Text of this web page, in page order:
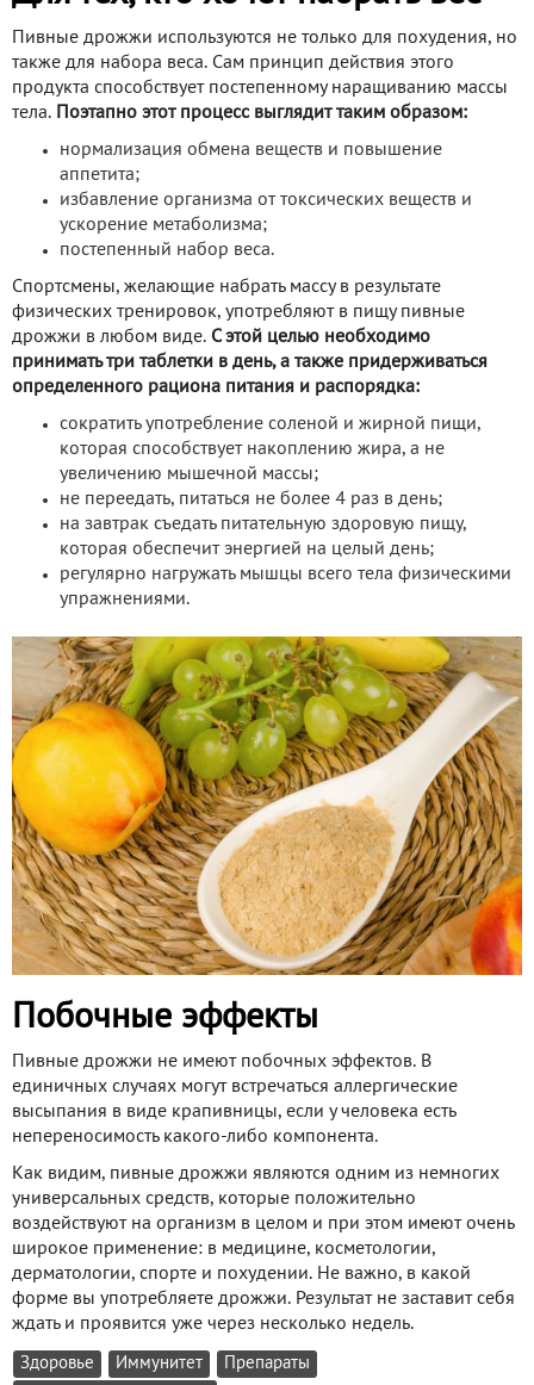
Пивные дрожжи используются не только для похудения, но
также для набора веса. Сам принцип действия этого
продукта способствует постепенному наращиванию массы
тела.
Поэтапно этот процесс выглядит таким образом:
нормализация обмена веществ и повышение
аппетита;
избавление организма от токсических веществ и
ускорение метаболизма;
постепенный набор веса.
Спортсмены, желающие набрать массу в результате
физических тренировок, употребляют в пищу пивные
дрожжи в любом виде. С этой целью необходимо
принимать три таблетки в день, а также придерживаться
определенного рациона питания и распорядка:
сократить употребление соленой и жирной пищи,
которая способствует накоплению жира, а не
увеличению мышечной массы;
не переедать, питаться не более 4 раз в день;
на завтрак съедать питательную здоровую пищу,
которая обеспечит энергией на целый день;
регулярно нагружать мышцы всего тела физическими
упражнениями.
Побочные эффекты
Пивные дрожжи не имеют побочных эффектов. В
единичных случаях могут встречаться аллергические
высыпания в виде крапивницы, если у человека есть
непереносимость какого-либо компонента.
Как видим, пивные дрожжи являются одним из немногих
универсальных средств, которые положительно
воздействуют на организм в целом и при этом имеют очень
широкое применение: в медицине, косметологии,
дерматологии, спорте и похудении. Не важно, в какой
форме вы употребляете дрожжи. Результат не заставит себя
ждать и проявится уже через несколько недель.
Здоровье Иммунитет
Препараты